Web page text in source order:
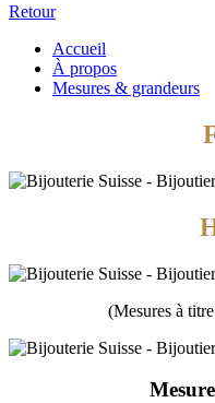
Retour
Accueil
À propos
Mesures & grandeurs
(Mesures à